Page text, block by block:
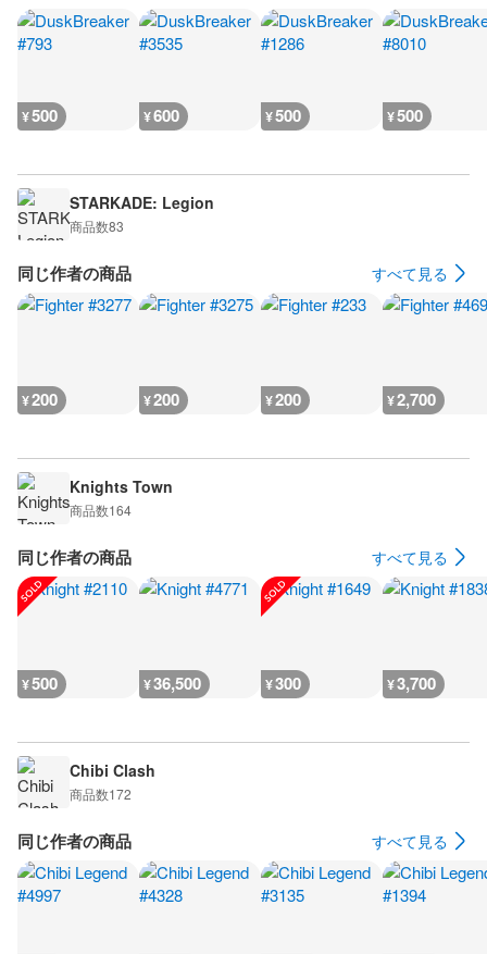
¥500 ¥600 ¥500 ¥500
STARKADE: Legion
商品数83
同じ作者の商品 すべて見る
¥200 ¥200 ¥200 ¥2,700
Knights Town
商品数164
同じ作者の商品 すべて見る
¥500 ¥36,500 ¥300 ¥3,700
Chibi Clash
商品数172
同じ作者の商品 すべて見る